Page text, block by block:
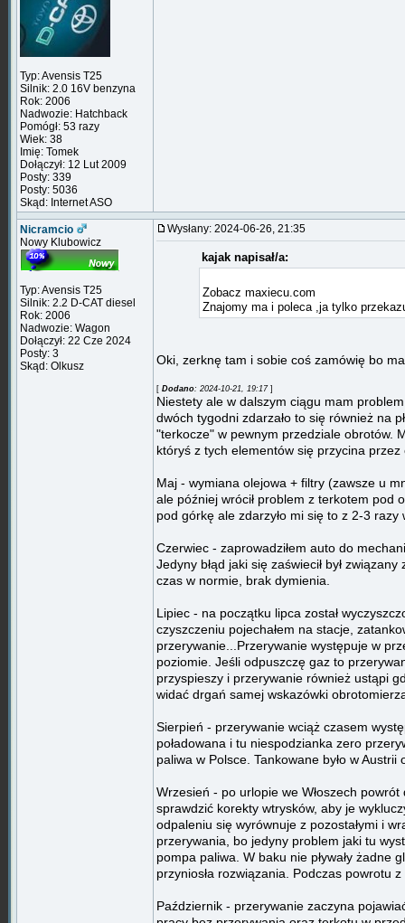
Typ: Avensis T25
Silnik: 2.0 16V benzyna
Rok: 2006
Nadwozie: Hatchback
Pomógł: 53 razy
Wiek: 38
Imię: Tomek
Dołączył: 12 Lut 2009
Posty: 339
Posty: 5036
Skąd: Internet ASO
Nicramcio
Nowy Klubowicz
Typ: Avensis T25
Silnik: 2.2 D-CAT diesel
Rok: 2006
Nadwozie: Wagon
Dołączył: 22 Cze 2024
Posty: 3
Skąd: Olkusz
Wysłany: 2024-06-26, 21:35
kajak napisał/a:
Zobacz maxiecu.com
Znajomy ma i poleca ,ja tylko
Oki, zerknę tam i sobie coś zamówię bo
[ Dodano: 2024-10-21, 19:17]
Niestety ale w dalszym ciągu mam
dwóch tygodni zdarzało to się również na
"terkocze" w pewnym przedziale obrotów.
któryś z tych elementów się przycina
Maj - wymiana olejowa + filtry (zawsze u
ale później wrócił problem z terkotem pod
pod górkę ale zdarzyło mi się to z 2-3
Czerwiec - zaprowadziłem auto do
Jedyny błąd jaki się zaświecił był
czas w normie, brak dymienia.
Lipiec - na początku lipca został
czyszczeniu pojechałem na stacje,
przerywanie...Przerywanie występuje w
poziomie. Jeśli odpuszczę gaz to
przyspieszy i przerywanie również ustąpi
widać drgań samej wskazówki
Sierpień - przerywanie wciąż czasem
poładowana i tu niespodzianka zero
paliwa w Polsce. Tankowane było w
Wrzesień - po urlopie we Włoszech
sprawdzić korekty wtrysków, aby je
odpaleniu się wyrównuje z pozostałymi i
przerywania, bo jedyny problem jaki tu
pompa paliwa. W baku nie pływały żadne
przyniosła rozwiązania. Podczas powrotu
Październik - przerywanie zaczyna